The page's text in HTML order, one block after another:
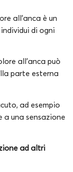
all’anca è un
di ogni
all’anca può
parte esterna
ad esempio
a una sensazione
ad altri